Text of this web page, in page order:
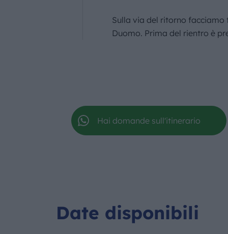
Sulla via del ritorno
Duomo. Prima del rientro è
Hai domande sull'itinerario
Date disponibili